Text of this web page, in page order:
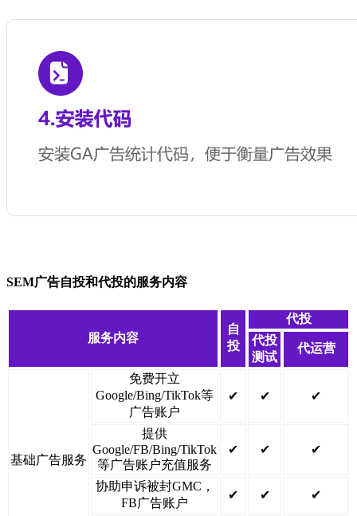
SEM广告自投和代投的服务内容
服务内容
自
投
代投
代投
测试
代运营
基础广告服务
免费开立
Google/Bing/TikTok等
广告账户
✔ ✔ ✔
提供
Google/FB/Bing/TikTok
等广告账户充值服务
✔ ✔ ✔
协助申诉被封GMC，
FB广告账户
✔ ✔ ✔